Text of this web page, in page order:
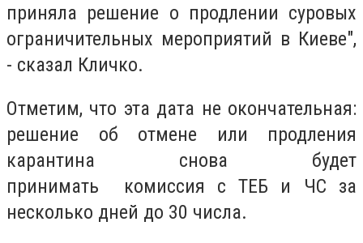
приняла решение о продлении суровых
ограничительных мероприятий в Киеве",
- сказал Кличко.
Отметим, что эта дата не окончательная:
решение об отмене или продления
карантина снова будет
принимать комиссия с ТЕБ и ЧС за
несколько дней до 30 числа.